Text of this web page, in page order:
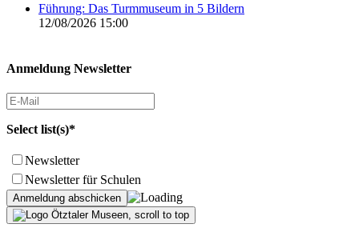
Führung: Das Turmmuseum in 5 Bildern
12/08/2026 15:00
Anmeldung Newsletter
Select list(s)*
Newsletter
Newsletter für Schulen